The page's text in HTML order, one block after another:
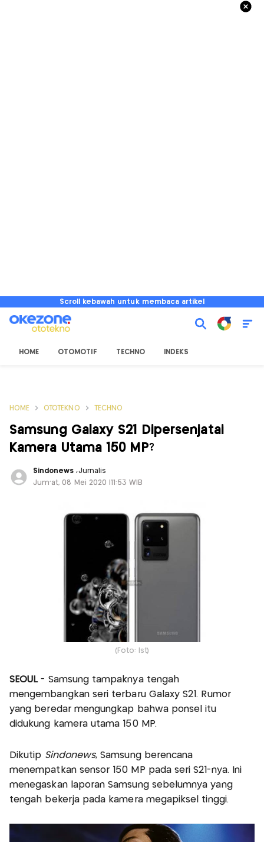
Scroll kebawah untuk membaca artikel
HOME OTOMOTIF TECHNO INDEKS
HOME OTOTEKNO TECHNO
Samsung Galaxy S21 Dipersenjatai
Kamera Utama 150 MP?
Sindonews,Jurnalis
Jum'at, 08 Mei 2020 |11:53 WIB
(Foto: Ist)
SEOUL- Samsung tampaknya tengah
mengembangkan seri terbaru Galaxy S21. Rumor
yang beredar mengungkap bahwa ponsel itu
didukung kamera utama 150 MP.
Dikutip Sindonews, Samsung berencana
menempatkan sensor 150 MP pada seri S21-nya. Ini
menegaskan laporan Samsung sebelumnya yang
tengah bekerja pada kamera megapiksel tinggi.